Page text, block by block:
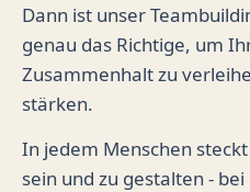
Dann ist unser
genau das Richtige, um
Zusammenhalt zu
stärken.
In jedem Menschen
sein und zu gestalten -